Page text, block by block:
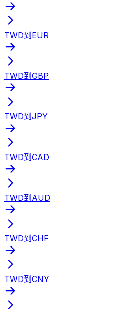
TWD到EUR
TWD到GBP
TWD到JPY
TWD到CAD
TWD到AUD
TWD到CHF
TWD到CNY